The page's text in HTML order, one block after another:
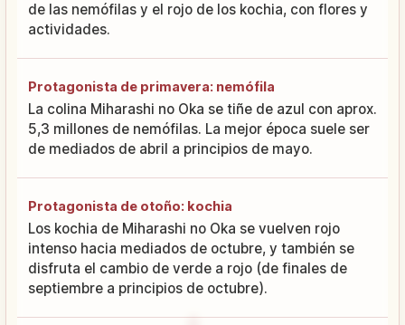
de las nemófilas y el rojo de los kochia, con flores y
actividades.
Protagonista de primavera: nemófila
La colina Miharashi no Oka se tiñe de azul con aprox.
5,3 millones de nemófilas. La mejor época suele ser
de mediados de abril a principios de mayo.
Protagonista de otoño: kochia
Los kochia de Miharashi no Oka se vuelven rojo
intenso hacia mediados de octubre, y también se
disfruta el cambio de verde a rojo (de finales de
septiembre a principios de octubre).